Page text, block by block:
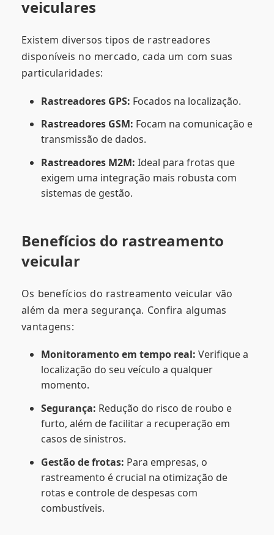
veiculares
Existem diversos tipos de rastreadores
disponíveis no mercado, cada um com suas
particularidades:
Rastreadores GPS: Focados na localização.
Rastreadores GSM: Focam na comunicação e
transmissão de dados.
Rastreadores M2M: Ideal para frotas que
exigem uma integração mais robusta com
sistemas de gestão.
Benefícios do rastreamento
veicular
Os benefícios do rastreamento veicular vão
além da mera segurança. Confira algumas
vantagens:
Monitoramento em tempo real: Verifique a
localização do seu veículo a qualquer
momento.
Segurança: Redução do risco de roubo e
furto, além de facilitar a recuperação em
casos de sinistros.
Gestão de frotas: Para empresas, o
rastreamento é crucial na otimização de
rotas e controle de despesas com
combustíveis.